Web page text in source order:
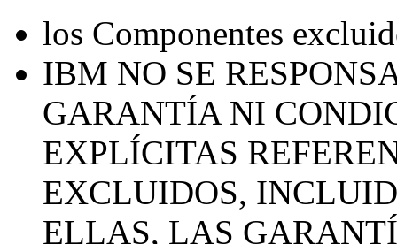
los Componentes
IBM NO SE
GARANTÍA NI
EXPLÍCITAS
EXCLUIDOS,
ELLAS, LAS